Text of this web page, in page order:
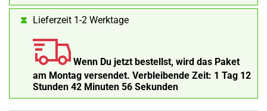
Lieferzeit 1-2 Werktage
Wenn Du jetzt bestellst, wird das Paket
am Montag versendet. Verbleibende Zeit: 1 Tag 12
Stunden 42 Minuten 54 Sekunden